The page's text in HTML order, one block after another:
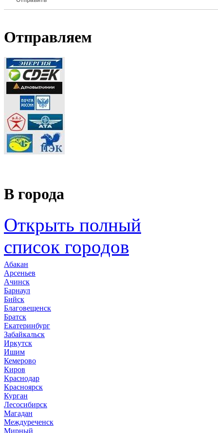
Отправляем
В города
Открыть полный
список городов
Абакан
Арсеньев
Ачинск
Барнаул
Бийск
Благовещенск
Братск
Екатеринбург
Забайкальск
Иркутск
Ишим
Кемерово
Киров
Краснодар
Красноярск
Курган
Лесосибирск
Магадан
Междуреченск
Мирный